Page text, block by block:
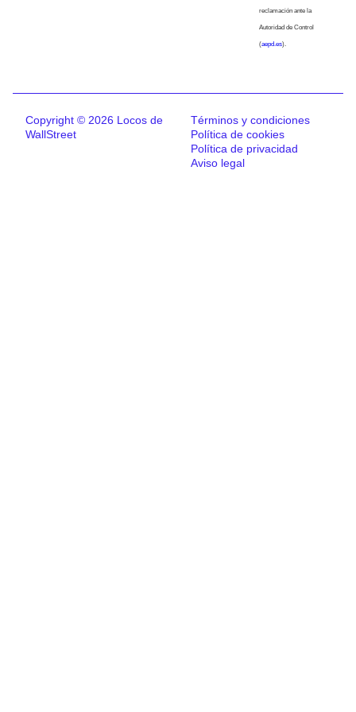
reclamación ante la
Autoridad de Control
(aepd.es).
Copyright © 2026 Locos de
WallStreet
Términos y condiciones
Política de cookies
Política de privacidad
Aviso legal